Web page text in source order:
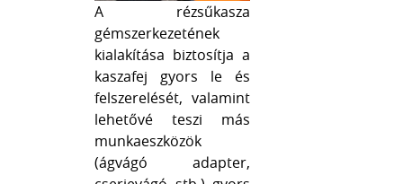
A rézsűkasza
gémszerkezetének
kialakítása biztosítja a
kaszafej gyors le és
felszerelését, valamint
lehetővé teszi más
munkaeszközök
(ágvágó adapter,